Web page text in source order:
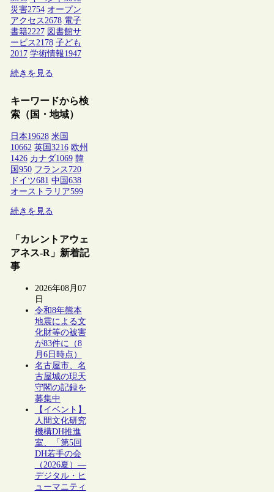
災害2754 オープン
アクセス 2678 電子
書籍2227 図書館サ
ービス 2178 子ども
2017 学術情報1947
続きを見る
キーワードから検
索（国・地域）
日本19628 米国
10662 英国 3216 欧州
1426 カナダ1069 韓
国 950 フランス 720
ドイツ681 中国 638
オーストラリア599
続きを見る
「カレントアウェ
アネス-R」新着記
事
2026年08月07
日
令和8年熊本
地震による文
化財等の被害
が83件に（8
月6日時点）
名古屋市、名
古屋城の現天
守閣の記録を
募集中
【イベント】
人間文化研究
機構DH推進
室、「第5回
DH若手の会
（2026夏）―
デジタル・ヒ
ューマニティ